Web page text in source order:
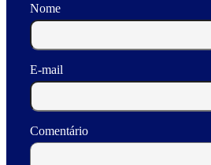
Nome
E-mail
Comentário